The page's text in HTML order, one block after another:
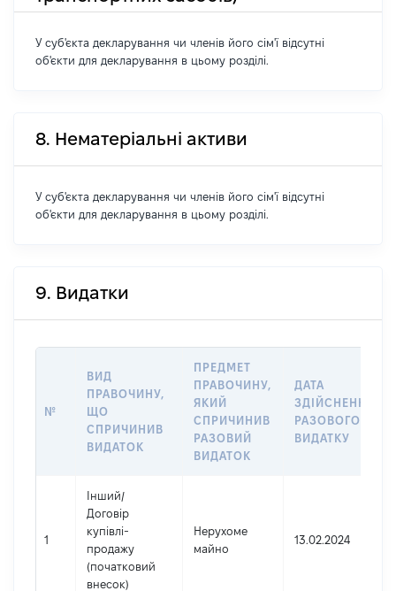
У суб'єкта декларування чи членів його сім'ї відсутні
об'єкти для декларування в цьому розділі.
8. Нематеріальні активи
У суб'єкта декларування чи членів його сім'ї відсутні
об'єкти для декларування в цьому розділі.
9. Видатки
№
ВИД
ПРАВОЧИНУ,
ЩО
СПРИЧИНИВ
ВИДАТОК
ПРЕДМЕТ
ПРАВОЧИНУ,
ЯКИЙ
СПРИЧИНИВ
РАЗОВИЙ
ВИДАТОК
ДАТА
ЗДІЙСНЕННЯ
РАЗОВОГО
ВИДАТКУ
1
Інший/
Договір
купівлі-
продажу
(початковий
внесок)
Нерухоме
майно
13.02.2024